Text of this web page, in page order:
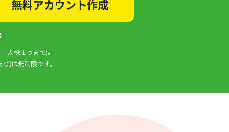
無料アカウント作成
人様１つまで)。
)は無制限です。